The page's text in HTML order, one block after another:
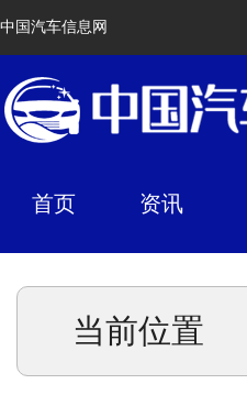
中国汽车信息网
首页 资讯
当前位置